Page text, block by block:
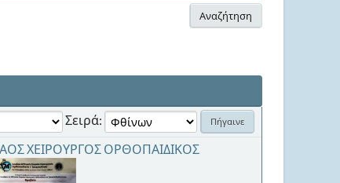
Αναζήτηση
Σειρά:
ΧΕΙΡΟΥΡΓΟΣ ΟΡΘΟΠΑΙΔΙΚΟΣ